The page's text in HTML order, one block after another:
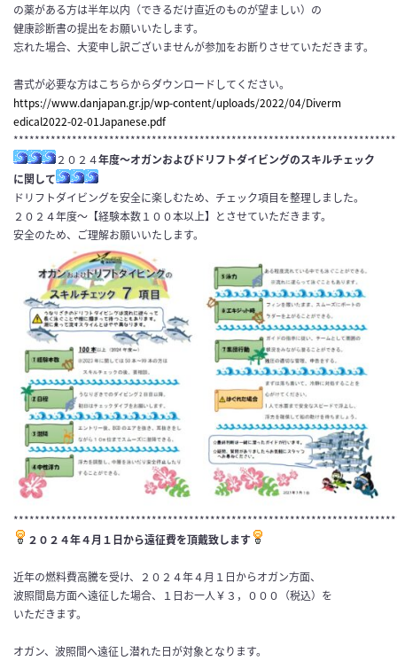
の薬がある方は半年以内（できるだけ直近のものが望ましい）の
健康診断書の提出をお願いいたします。
忘れた場合、大変申し訳ございませんが参加をお断りさせていただきます。
書式が必要な方はこちらからダウンロードしてください。
https://www.danjapan.gr.jp/wp-content/uploads/2022/04/Diverm
edical2022-02-01Japanese.pdf
２０２４年度～オガンおよびドリフトダイビングのスキルチェック
に関して
ドリフトダイビングを安全に楽しむため、チェック項目を整理しました。
２０２４年度～【経験本数１００本以上】とさせていただきます。
安全のため、ご理解お願いいたします。
２０２４年４月１日から遠征費を頂戴致します
近年の燃料費高騰を受け、２０２４年４月１日からオガン方面、
波照間島方面へ遠征した場合、１日お一人￥３，０００（税込）を
いただきます。
オガン、波照間へ遠征し潜れた日が対象となります。